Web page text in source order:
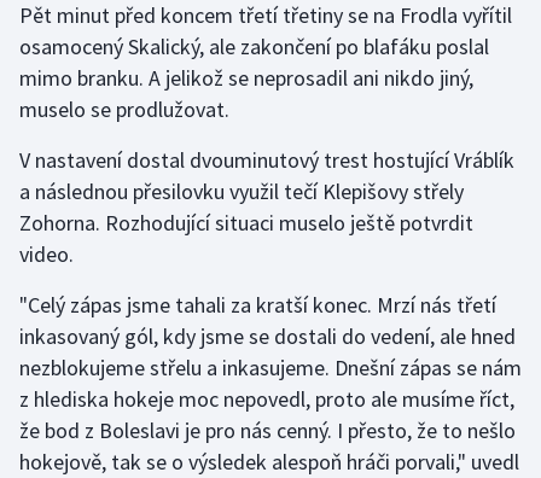
Volejbal
Ostatní
Pět minut před koncem třetí třetiny se na Frodla vyřítil
osamocený Skalický, ale zakončení po blafáku poslal
mimo branku. A jelikož se neprosadil ani nikdo jiný,
muselo se prodlužovat.
V nastavení dostal dvouminutový trest hostující Vráblík
a následnou přesilovku využil tečí Klepišovy střely
Zohorna. Rozhodující situaci muselo ještě potvrdit
video.
"Celý zápas jsme tahali za kratší konec. Mrzí nás třetí
inkasovaný gól, kdy jsme se dostali do vedení, ale hned
nezblokujeme střelu a inkasujeme. Dnešní zápas se nám
z hlediska hokeje moc nepovedl, proto ale musíme říct,
že bod z Boleslavi je pro nás cenný. I přesto, že to nešlo
hokejově, tak se o výsledek alespoň hráči porvali," uvedl